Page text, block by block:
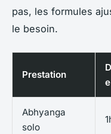
pas, les formules
le besoin.
Prestation
e
Abhyanga
solo